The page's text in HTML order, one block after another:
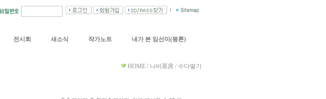
전시회 새소식 작가노트 내가 본 임선미(평론)
HOME / 나비茶房 / 수다떨기